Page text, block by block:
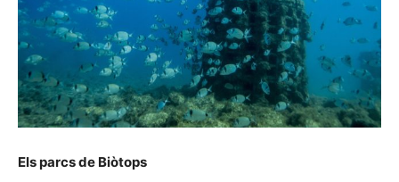
Els parcs de Biòtops